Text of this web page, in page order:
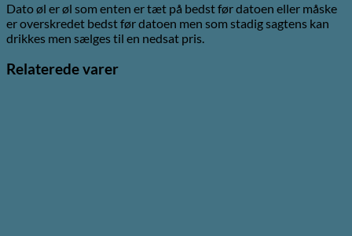
Dato øl er øl som enten er tæt på bedst før datoen eller måske
er overskredet bedst før datoen men som stadig sagtens kan
drikkes men sælges til en nedsat pris.
Relaterede varer